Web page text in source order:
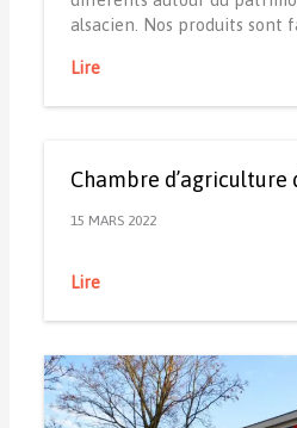
alsacien. Nos produits sont
Lire
Chambre d’agriculture
15 MARS 2022
Lire